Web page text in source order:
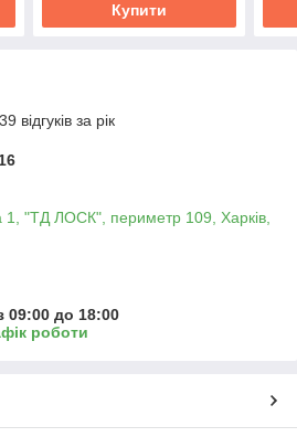
Купити
відгуків за рік
1, "ТД ЛОСК", периметр 109, Харків,
09:00 до 18:00
роботи